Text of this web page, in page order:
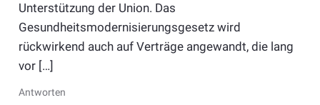
Unterstützung der Union. Das
Gesundheitsmodernisierungsgesetz wird
rückwirkend auch auf Verträge angewandt, die lang
vor […]
Antworten